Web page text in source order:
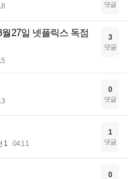
댓글
27일 넷플릭스 독점
3
댓글
0
댓글
1 04:11
1
댓글
0